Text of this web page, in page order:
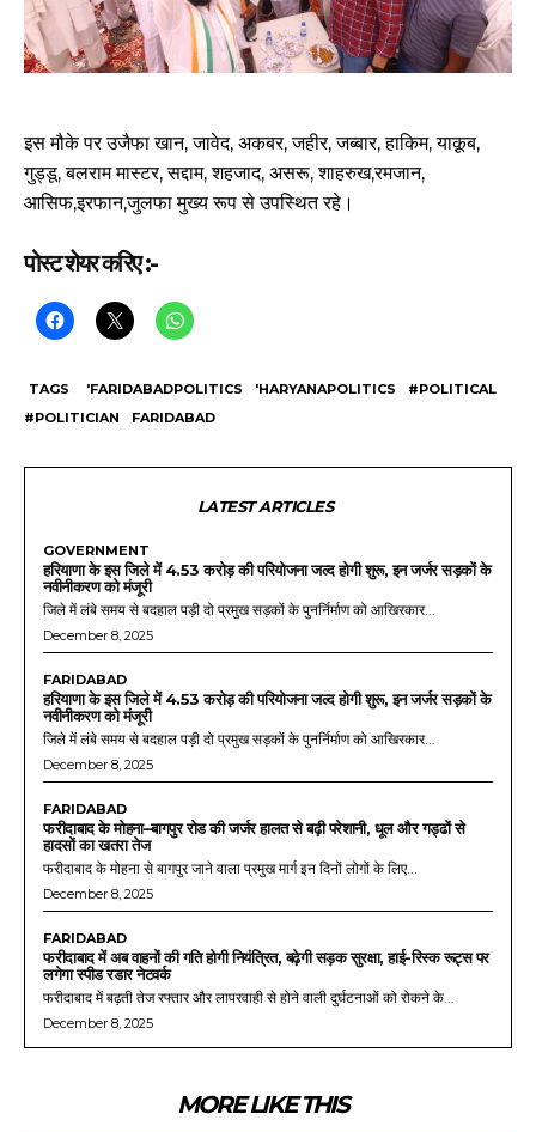
इस मौके पर उजैफा खान, जावेद, अकबर, जहीर, जब्बार, हाकिम, याक़ूब,
गुड्डू, बलराम मास्टर, सद्दाम, शहजाद, असरू, शाहरुख,रमजान,
आसिफ,इरफान,जुलफा मुख्य रूप से उपस्थित रहे।
पोस्ट शेयर करिए :-
TAGS 'FARIDABADPOLITICS 'HARYANAPOLITICS
#POLITICAL
#POLITICIAN
FARIDABAD
LATEST ARTICLES
GOVERNMENT
हरियाणा के इस जिले में 4.53 करोड़ की परियोजना जल्द होगी शुरू, इन जर्जर सड़कों के
नवीनीकरण को मंजूरी
जिले में लंबे समय से बदहाल पड़ी दो प्रमुख सड़कों के पुनर्निर्माण को आखिरकार...
December 8, 2025
FARIDABAD
हरियाणा के इस जिले में 4.53 करोड़ की परियोजना जल्द होगी शुरू, इन जर्जर सड़कों के
नवीनीकरण को मंजूरी
जिले में लंबे समय से बदहाल पड़ी दो प्रमुख सड़कों के पुनर्निर्माण को आखिरकार...
December 8, 2025
FARIDABAD
फरीदाबाद के मोहना–बागपुर रोड की जर्जर हालत से बढ़ी परेशानी, धूल और गड्ढों से
हादसों का खतरा तेज
फरीदाबाद के मोहना से बागपुर जाने वाला प्रमुख मार्ग इन दिनों लोगों के लिए...
December 8, 2025
FARIDABAD
फरीदाबाद में अब वाहनों की गति होगी नियंत्रित, बढ़ेगी सड़क सुरक्षा, हाई-रिस्क रूट्स पर
लगेगा स्पीड रडार नेटवर्क
फरीदाबाद में बढ़ती तेज रफ्तार और लापरवाही से होने वाली दुर्घटनाओं को रोकने के...
December 8, 2025
MORE LIKE THIS